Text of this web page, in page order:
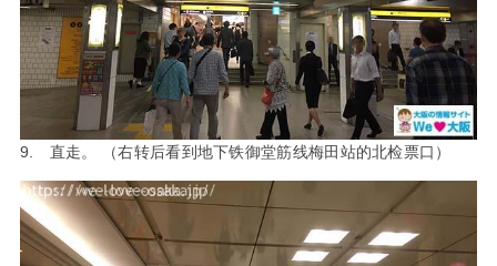
9. 直走。 （右转后看到地下铁御堂筋线梅田站的北检票口）